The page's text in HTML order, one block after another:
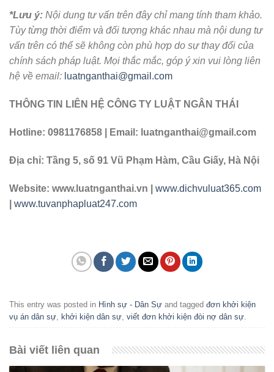
*Lưu ý: Nội dung tư vấn trên đây chỉ mang tính tham khảo.
Tùy từng thời điểm và đối tượng khác nhau mà nội dung tư
vấn trên có thể sẽ không còn phù hợp do sự thay đổi của
chính sách pháp luật. Mọi thắc mắc, góp ý xin vui lòng liên
hệ về email: luatnganthai@gmail.com
THÔNG TIN LIÊN HỆ CÔNG TY LUẬT NGÂN THÁI
Hotline: 0981176858 | Email: luatnganthai@gmail.com
Địa chỉ: Tầng 5, số 91 Vũ Phạm Hàm, Cầu Giấy, Hà Nội
Website: www.luatnganthai.vn | www.dichvuluat365.com
www.tuvanphapluat247.com
This entry was posted in Hình sự - Dân Sự and tagged đơn khởi kiện
vụ án dân sự khởi kiện dân sự viết đơn khởi kiện đòi nợ dân sự
Bài viết liên quan